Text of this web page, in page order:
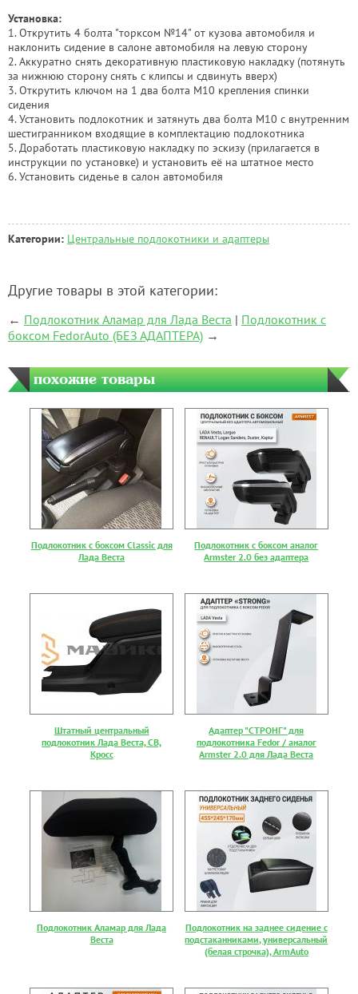
Установка:
1. Открутить 4 болта "торксом №14" от кузова автомобиля и
наклонить сидение в салоне автомобиля на левую сторону
2. Аккуратно снять декоративную пластиковую накладку (потянуть
за нижнюю сторону снять с клипсы и сдвинуть вверх)
3. Открутить ключом на 1 два болта М10 крепления спинки
сидения
4. Установить подлокотник и затянуть два болта М10 с внутренним
шестигранником входящие в комплектацию подлокотника
5. Доработать пластиковую накладку по эскизу (прилагается в
инструкции по установке) и установить её на штатное место
6. Установить сиденье в салон автомобиля
Категории: Центральные подлокотники и адаптеры
Другие товары в этой категории:
← Подлокотник Аламар для Лада Веста | Подлокотник с
боксом FedorAuto (БЕЗ АДАПТЕРА) →
похожие товары
Подлокотник с боксом Classic для
Лада Веста
Подлокотник с боксом аналог
Armster 2.0 без адаптера
Штатный центральный
подлокотник Лада Веста, СВ,
Кросс
Адаптер "СТРОНГ" для
подлокотника Fedor / аналог
Armster 2.0 для Лада Веста
Подлокотник Аламар для Лада
Веста
Подлокотник на заднее сидение с
подстаканниками, универсальный
(белая строчка), ArmAuto